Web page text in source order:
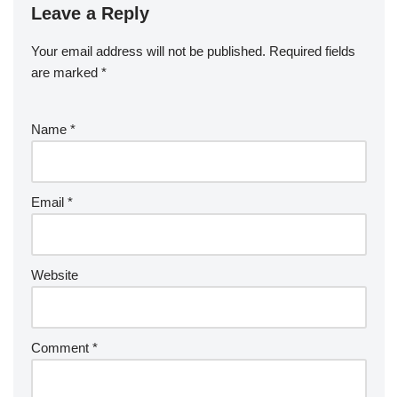
Leave a Reply
Your email address will not be published. Required fields
are marked *
Name *
Email *
Website
Comment *